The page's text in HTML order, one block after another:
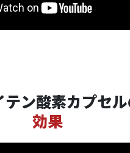
テン酸素カプセ
効果